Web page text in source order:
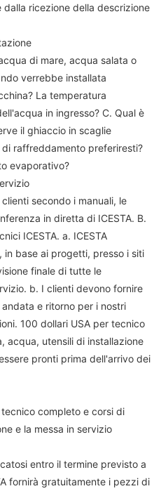
ricezione della descrizione
di mare, acqua salata o
verrebbe installata
La temperatura
in ingresso? C. Qual è
il ghiaccio in scaglie
raffreddamento preferiresti?
evaporativo?
secondo i manuali, le
in diretta di ICESTA. B.
ICESTA. a. ICESTA
base ai progetti, presso i siti
finale di tutte le
b. I clienti devono fornire
e ritorno per i nostri
100 dollari USA per tecnico
acqua, utensili di installazione
pronti prima dell'arrivo dei
completo e corsi di
e la messa in servizio
entro il termine previsto a
fornirà gratuitamente i pezzi di